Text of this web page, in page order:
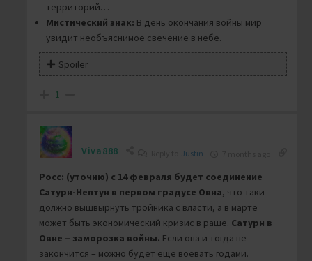
территорий…
Мистический знак: В день окончания войны мир
увидит необъяснимое свечение в небе.
Spoiler
1
Viva888 Justin
Росс: (уточню) с 14 февраля будет соединение
Сатурн-Нептун в первом градусе Овна, что таки
должно вышвырнуть тройника с власти, а в марте
может быть экономический кризис в раше. Сатурн в
Овне – заморозка войны. Если она и тогда не
закончится – можно будет ещё воевать годами.